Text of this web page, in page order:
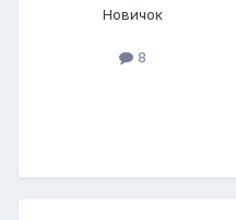
Новичок
8